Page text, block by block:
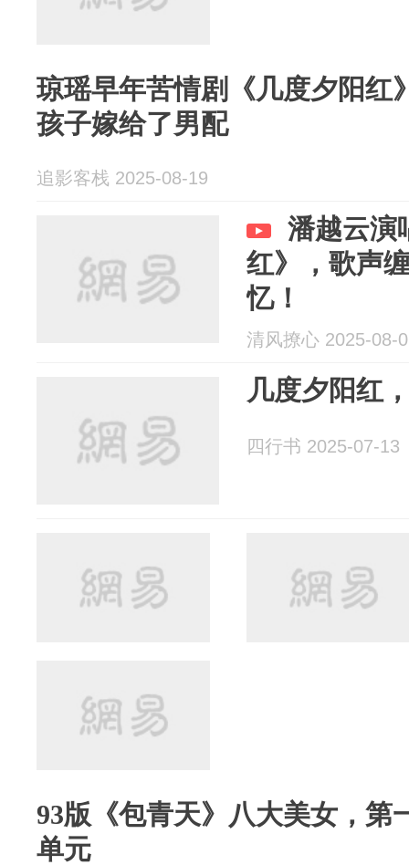
琼瑶早年苦情剧《几度夕阳红
孩子嫁给了男配
追影客栈 2025-08-19
潘越云演
红》，歌声
忆！
清风撩心 2025-08-
几度夕阳红
四行书 2025-07-13
93版《包青天》八大美女，第
单元